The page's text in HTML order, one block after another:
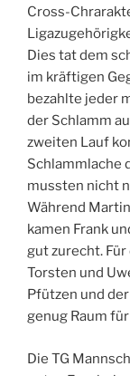
Cross-
Dies tat dem
im kräftigen
bezahlte jeder
der Schlamm
zweiten Lauf
Schlammlache
mussten nicht
Während
kamen Frank
gut zurecht.
Torsten und
Pfützen und
genug Raum
Die TG